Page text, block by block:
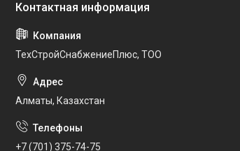
ТехСтройСнабжениеПлюс, ТОО
Алматы, Казахстан
+7 (701) 375-74-75